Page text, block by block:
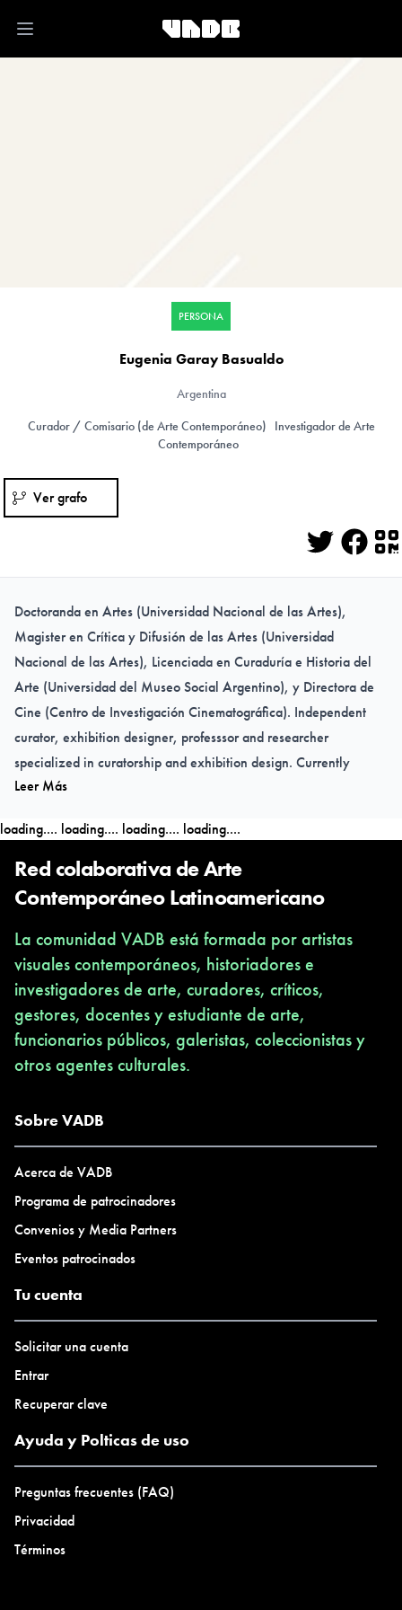
Open main menu
PERSONA
Eugenia Garay Basualdo
Argentina
Curador / Comisario (de Arte Contemporáneo)
Investigador de Arte
Contemporáneo
Ver grafo
Twitter
Doctoranda en Artes (Universidad Nacional de las Artes),
Magister en Crítica y Difusión de las Artes (Universidad
Nacional de las Artes), Licenciada en Curaduría e Historia del
Arte (Universidad del Museo Social Argentino), y Directora de
Cine (Centro de Investigación Cinematográfica). Independent
curator, exhibition designer, professsor and researcher
specialized in curatorship and exhibition design. Currently
attending Ph.D in Arts from the Universidad Nacional de las
Universidad Nacional de las Artes. Degree in Curatorship and
Art History from the Universidad del Museo Social Argentino.
Degree in Film Direction from the Centro de Investigación
Cinematográfica. Member of the Asociación Argentina de
Críticos de Arte. Professor and researcher at the Universidad
Eseade and Centro de Investigación Cinematográfica. She has
published essays in academic and journalistic media in
Argentina, and lives and works in Buenos Aires.
Leer Más
loading.... loading.... loading.... loading....
Red colaborativa de Arte
Contemporáneo Latinoamericano
La comunidad VADB está formada por artistas
visuales contemporáneos, historiadores e
investigadores de arte, curadores, críticos,
gestores, docentes y estudiante de arte,
funcionarios públicos, galeristas, coleccionistas y
otros agentes culturales.
Sobre VADB
Acerca de VADB
Programa de patrocinadores
Convenios y Media Partners
Eventos patrocinados
Tu cuenta
Solicitar una cuenta
Entrar
Recuperar clave
Ayuda y Polticas de uso
Preguntas frecuentes (FAQ)
Privacidad
Términos